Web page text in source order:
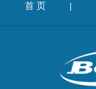
首 页 |